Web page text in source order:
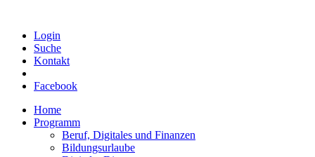
Login
Suche
Kontakt
Facebook
Home
Programm
Beruf, Digitales und Finanzen
Bildungsurlaube